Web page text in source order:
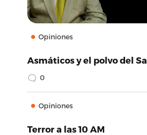
Opiniones
Asmáticos y el polvo del
0
Opiniones
Terror a las 10 AM